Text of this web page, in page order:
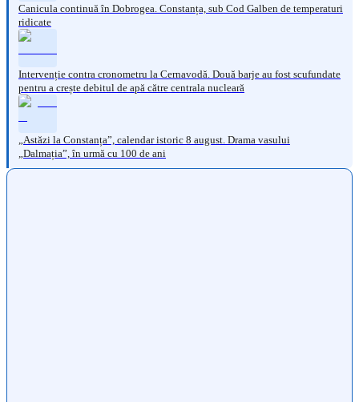
Canicula continuă în Dobrogea. Constanța, sub Cod Galben de temperaturi
ridicate
Intervenție contra cronometru la Cernavodă. Două barje au fost scufundate
pentru a crește debitul de apă către centrala nucleară
„Astăzi la Constanța”, calendar istoric 8 august. Drama vasului
„Dalmația”, în urmă cu 100 de ani